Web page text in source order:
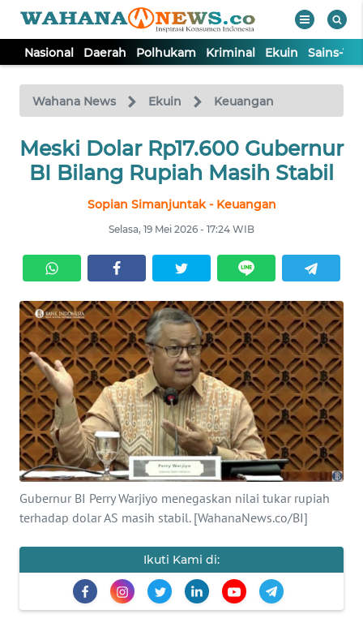
Nasional Daerah Polhukam Kriminal Ekuin Sains-
Wahana News Ekuin Keuangan
Meski Dolar Rp17.600 Gubernur
BI Bilang Rupiah Masih Stabil
Sopian Simanjuntak - Keuangan
Selasa, 19 Mei 2026 - 17:24 WIB
Gubernur BI Perry Warjiyo menegaskan nilai tukar rupiah
terhadap dolar AS masih stabil. [WahanaNews.co/BI]
Ikuti Kami di:
TV
Tutup
NASIONAL
KRIMINAL
EKUIN
SAINS-TEKNO
KESEHATAN
INTERNASIONAL
SERBA-SERBI
OLAHRAGA